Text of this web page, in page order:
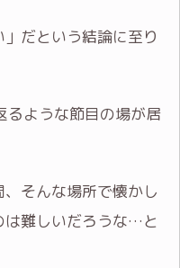
だという結論に至り
るような節目の場が居
そんな場所で懐かし
は難しいだろうな…と